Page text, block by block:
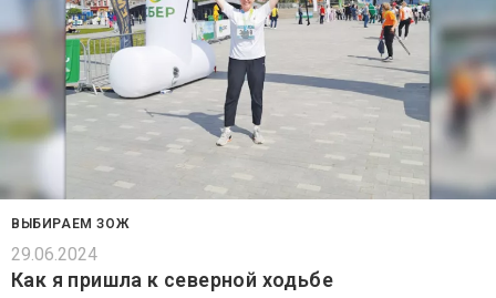
ВЫБИРАЕМ ЗОЖ
29.06.2024
Как я пришла к северной ходьбе